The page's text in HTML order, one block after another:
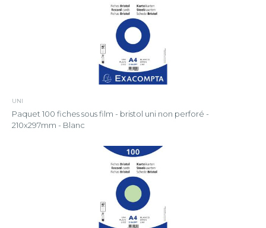
UNI
Paquet 100 fiches sous film - bristol uni non perforé -
210x297mm - Blanc